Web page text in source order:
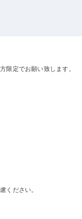
限定でお願い致します。
ください。